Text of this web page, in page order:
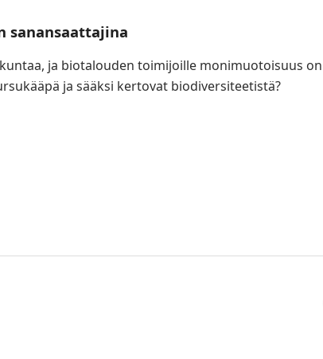
sanansaattajina
ja biotalouden toimijoille monimuotoisuus on
ja sääksi kertovat biodiversiteetistä?